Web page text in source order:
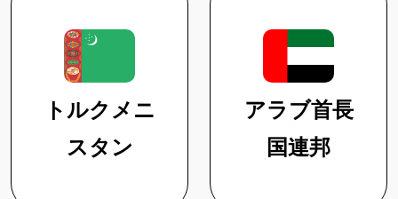
トルクメニ
スタン
アラブ首長
国連邦